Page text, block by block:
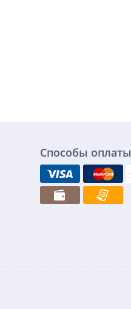
Способы оплаты